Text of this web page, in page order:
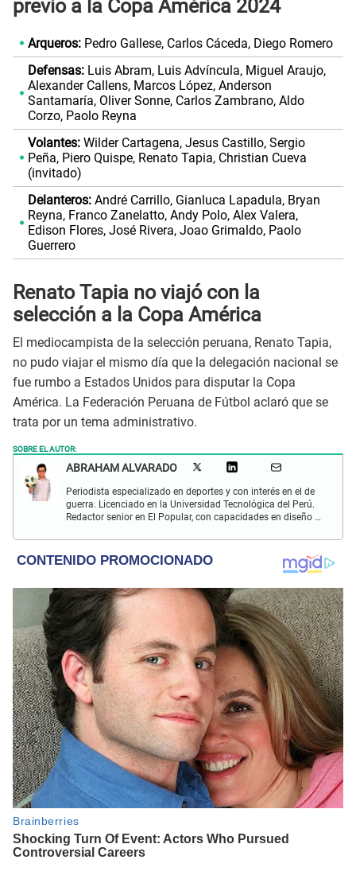
previo a la Copa América 2024
Arqueros:Pedro Gallese, Carlos Cáceda, Diego Romero
Defensas:Luis Abram, Luis Advíncula, Miguel Araujo,
Alexander Callens, Marcos López, Anderson
Santamaría, Oliver Sonne, Carlos Zambrano, Aldo
Corzo, Paolo Reyna
Volantes:Wilder Cartagena, Jesus Castillo, Sergio
Peña, Piero Quispe, Renato Tapia, Christian Cueva
(invitado)
Delanteros: André Carrillo, Gianluca Lapadula, Bryan
Reyna, Franco Zanelatto, Andy Polo, Alex Valera,
Edison Flores, José Rivera, Joao Grimaldo, Paolo
Guerrero
Renato Tapia no viajó con la
selección a la Copa América
El mediocampista de la selección peruana, Renato Tapia,
no pudo viajar el mismo día que la delegación nacional se
fue rumbo a Estados Unidos para disputar la Copa
América. La Federación Peruana de Fútbol aclaró que se
trata por un tema administrativo.
SOBRE EL AUTOR:
ABRAHAM ALVARADO
Periodista especializado en deportes y con interés en el de
guerra. Licenciado en la Universidad Tecnológica del Perú.
Redactor senior en El Popular, con capacidades en diseño y
cultural.